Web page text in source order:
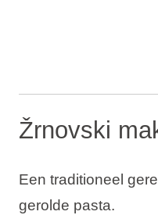
Žrnovski
Een traditioneel
gerolde pasta.